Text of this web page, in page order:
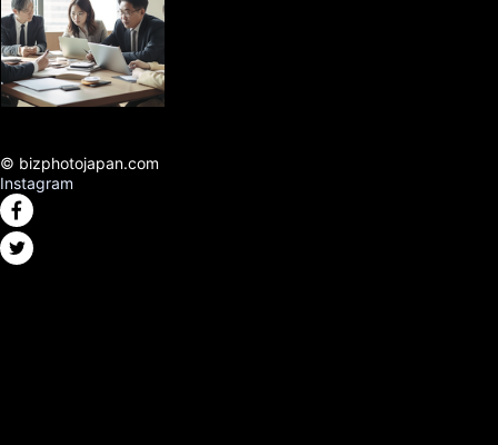
© bizphotojapan.com
Instagram